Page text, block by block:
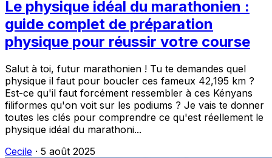
Le physique idéal du marathonien :
guide complet de préparation
physique pour réussir votre course
Salut à toi, futur marathonien ! Tu te demandes quel
physique il faut pour boucler ces fameux 42,195 km ?
Est-ce qu'il faut forcément ressembler à ces Kényans
filiformes qu'on voit sur les podiums ? Je vais te donner
toutes les clés pour comprendre ce qu'est réellement le
physique idéal du marathoni...
Cecile · 5 août 2025